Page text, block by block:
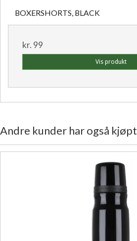
BOXERSHORTS, BLACK
kr. 99
Vis produkt
Andre kunder har også kjøpt